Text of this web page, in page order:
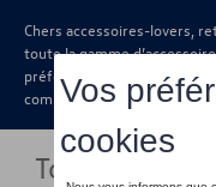
Chers accessoires-lovers,
toute la gamme
préférée sous forme de
commander auprès de
Toggle